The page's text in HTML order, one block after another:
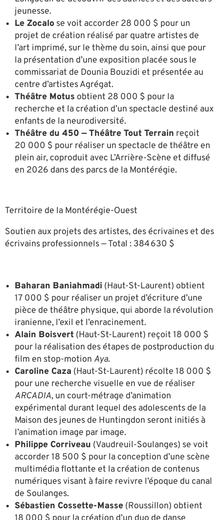
jeunesse.
Le Zocalo se voit accorder 28 000 $ pour un
projet de création réalisé par quatre artistes de
l’art imprimé, sur le thème du soin, ainsi que pour
la présentation d’une exposition placée sous le
commissariat de Dounia Bouzidi et présentée au
centre d’artistes Agrégat.
Théâtre Motus obtient 28 000 $ pour la
recherche et la création d’un spectacle destiné aux
enfants de la neurodiversité.
Théâtre du 450 — Théâtre Tout Terrain reçoit
20 000 $ pour réaliser un spectacle de théâtre en
plein air, coproduit avec L’Arrière-Scène et diffusé
en 2026 dans des parcs de la Montérégie.
Territoire de la Montérégie-Ouest
Soutien aux projets des artistes, des écrivaines et des
écrivains professionnels — Total : 384 630 $
Baharan Baniahmadi (Haut-St-Laurent) obtient
17 000 $ pour réaliser un projet d’écriture d’une
pièce de théâtre physique, qui aborde la révolution
iranienne, l’exil et l’enracinement.
Alain Boisvert (Haut-St-Laurent) reçoit 18 000 $
pour la réalisation des étapes de postproduction du
film en stop-motion Aya.
Caroline Caza (Haut-St-Laurent) récolte 18 000 $
pour une recherche visuelle en vue de réaliser
ARCADIA, un court-métrage d’animation
expérimental durant lequel des adolescents de la
Maison des jeunes de Huntingdon seront initiés à
l’animation image par image.
Philippe Corriveau (Vaudreuil-Soulanges) se voit
accorder 18 500 $ pour la conception d’une scène
multimédia flottante et la création de contenus
numériques visant à faire revivre l’époque du canal
de Soulanges.
Sébastien Cossette-Masse (Roussillon) obtient